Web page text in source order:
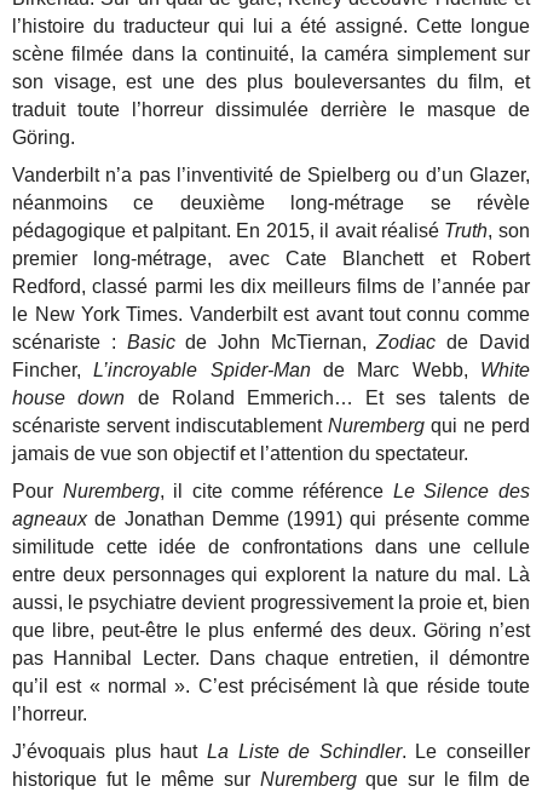
l’histoire du traducteur qui lui a été assigné. Cette longue
scène filmée dans la continuité, la caméra simplement sur
son visage, est une des plus bouleversantes du film, et
traduit toute l’horreur dissimulée derrière le masque de
Göring.
Vanderbilt n’a pas l’inventivité de Spielberg ou d’un Glazer,
néanmoins ce deuxième long-métrage se révèle
pédagogique et palpitant. En 2015, il avait réalisé Truth, son
premier long-métrage, avec Cate Blanchett et Robert
Redford, classé parmi les dix meilleurs films de l’année par
le New York Times. Vanderbilt est avant tout connu comme
scénariste : Basicde John McTiernan,Zodiacde David
Fincher,L’incroyable Spider-Mande Marc Webb, White
house down de Roland Emmerich… Et ses talents de
scénariste servent indiscutablement Nuremberg qui ne perd
jamais de vue son objectif et l’attention du spectateur.
Pour Nuremberg, il cite comme référence Le Silence des
agneauxde Jonathan Demme (1991) qui présente comme
similitude cette idée de confrontations dans une cellule
entre deux personnages qui explorent la nature du mal. Là
aussi, le psychiatre devient progressivement la proie et, bien
que libre, peut-être le plus enfermé des deux. Göring n’est
pas Hannibal Lecter. Dans chaque entretien, il démontre
qu’il est « normal ». C’est précisément là que réside toute
l’horreur.
J’évoquais plus haut La Liste de Schindler. Le conseiller
historique fut le même sur Nurembergque sur le film de